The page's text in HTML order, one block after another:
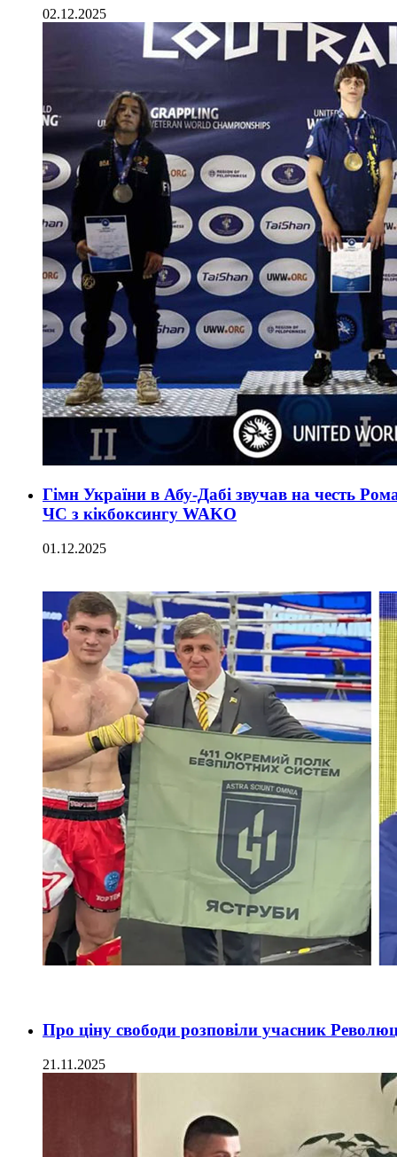
02.12.2025
Гімн України в Абу-Дабі звучав на честь
ЧС з кікбоксингу WAKO
01.12.2025
Про ціну свободи розповіли учасник
21.11.2025